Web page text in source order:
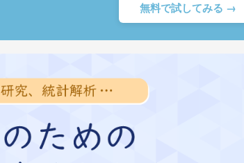
無料で試してみる →